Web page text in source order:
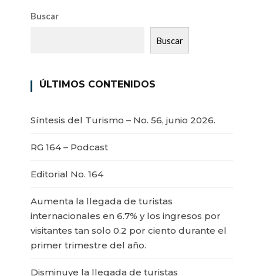
Buscar
Buscar
ÚLTIMOS CONTENIDOS
Síntesis del Turismo – No. 56, junio 2026.
RG 164 – Podcast
Editorial No. 164
Aumenta la llegada de turistas
internacionales en 6.7% y los ingresos por
visitantes tan solo 0.2 por ciento durante el
primer trimestre del año.
Disminuye la llegada de turistas